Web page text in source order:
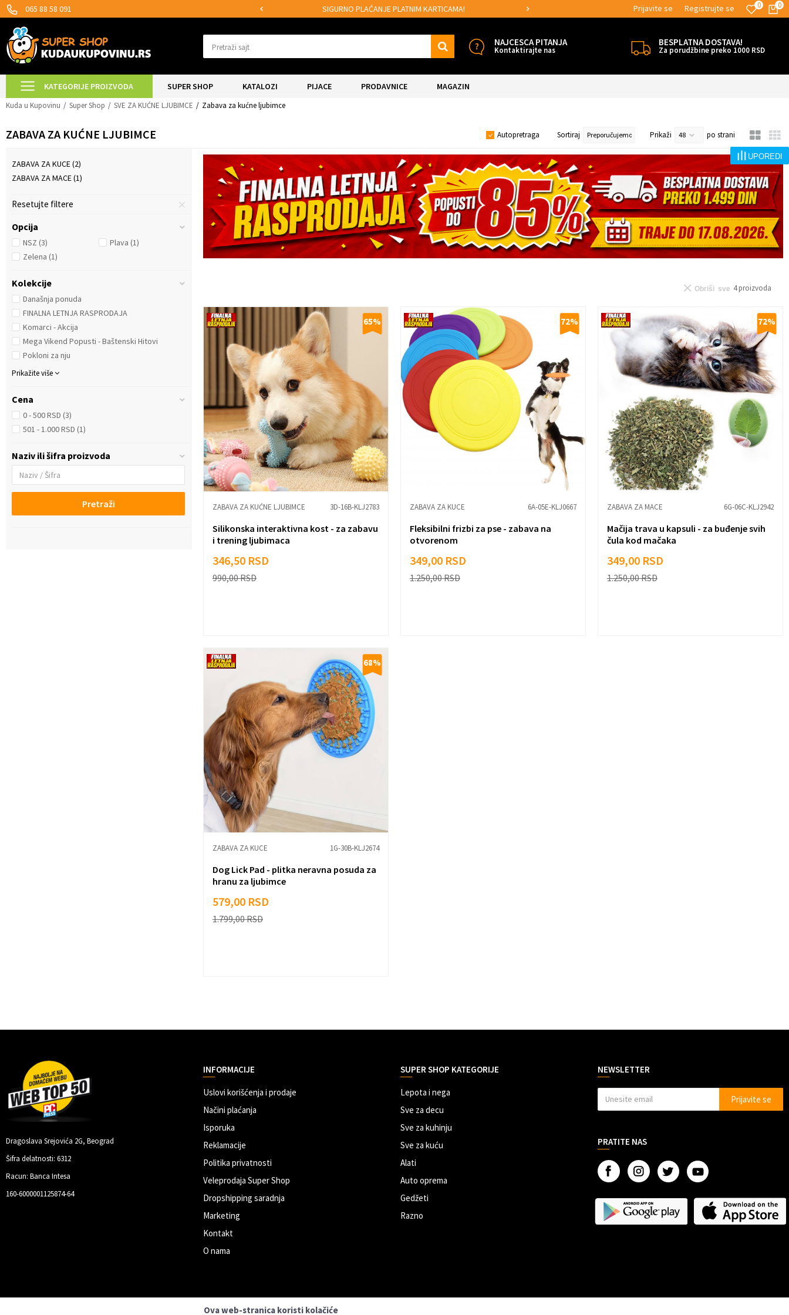
065 88 58 091 SIGURNO PLAĆANJE PLATNIM KARTICAMA! MOGUĆNOST BESPLATNE ISPORUKE! 0
0
Prijavite se Registrujte se
Pretraži sajt NAJCESCA PITANJA
Kontaktirajte nas
BESPLATNA DOSTAVA!
Za porudžbine preko 1000 RSD
KATEGORIJE PROIZVODA SUPER SHOP KATALOZI PIJACE PRODAVNICE MAGAZIN
UPOREDI
Kuda u Kupovinu Super Shop SVE ZA KUĆNE LJUBIMCE Zabava za kućne ljubimce
ZABAVA ZA KUĆNE LJUBIMCE Autopretraga Sortiraj Prikaži po strani
ZABAVA ZA KUCE(2)
ZABAVA ZA MACE(1)
Resetujte filtere
Opcija
NSZ (3) Plava (1)
Zelena (1)
Kolekcije
Današnja ponuda
FINALNA LETNJA RASPRODAJA
Komarci - Akcija
Mega Vikend Popusti - Baštenski Hitovi
Pokloni za nju
Prikažite više
Cena
0 - 500 RSD (3)
501 - 1.000 RSD (1)
Naziv ili šifra proizvoda
Pretraži
4proizvoda
Obriši sve
65%
ZABAVA ZA KUĆNE LJUBIMCE 3D-16B-KLJ2783
Silikonska interaktivna kost - za zabavu
i trening ljubimaca
346,50 RSD
990,00RSD
72%
ZABAVA ZA KUCE 6A-05E-KLJ0667
Fleksibilni frizbi za pse - zabava na
otvorenom
349,00 RSD
1.250,00RSD
72%
ZABAVA ZA MACE 6G-06C-KLJ2942
Mačija trava u kapsuli - za buđenje svih
čula kod mačaka
349,00 RSD
1.250,00RSD
68%
ZABAVA ZA KUCE 1G-30B-KLJ2674
Dog Lick Pad - plitka neravna posuda za
hranu za ljubimce
579,00 RSD
1.799,00RSD
Dragoslava Srejovića 2G, Beograd
Šifra delatnosti: 6312
Racun: Banca Intesa
160-6000001125874-64
INFORMACIJE
Uslovi korišćenja i prodaje
Načini plaćanja
Isporuka
Reklamacije
Politika privatnosti
Veleprodaja Super Shop
Dropshipping saradnja
Marketing
Kontakt
O nama
SUPER SHOP KATEGORIJE
Lepota i nega
Sve za decu
Sve za kuhinju
Sve za kuću
Alati
Auto oprema
Gedžeti
Razno
NEWSLETTER
Prijavite se
PRATITE NAS
Ova web-stranica koristi kolačiće